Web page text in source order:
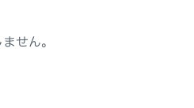
せん。